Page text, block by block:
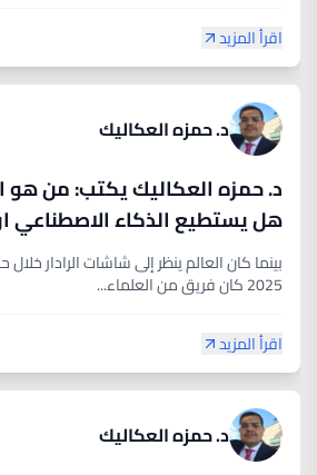
اقرأ المزيد
د. حمزه العكاليك
د. حمزه العكاليك يكتب: من هو
هل يستطيع الذكاء الاصطناعي
ولاية الفقيه؟
2025 كان فريق من العلماء...
اقرأ المزيد
د. حمزه العكاليك